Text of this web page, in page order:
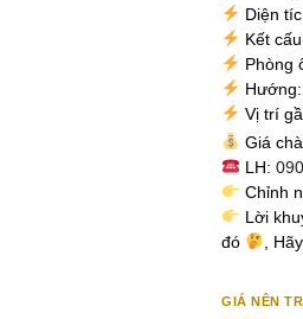
Diện
Kết
Phòng
Vị trí
Giá
LH:
Chỉnh
Lời
đó
,
GIÁ NÊN